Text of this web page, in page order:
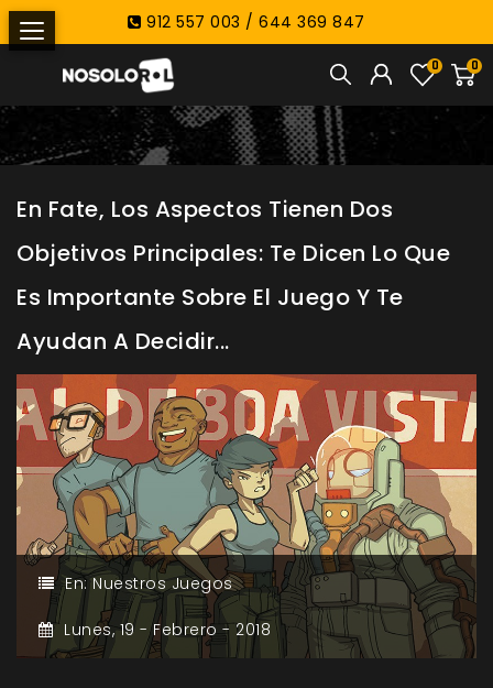
912 557 003 / 644 369 847
0
0
En Fate, Los Aspectos Tienen Dos
Objetivos Principales: Te Dicen Lo Que
Es Importante Sobre El Juego Y Te
Ayudan A Decidir...
En: Nuestros Juegos
Lunes,19 -Febrero - 2018